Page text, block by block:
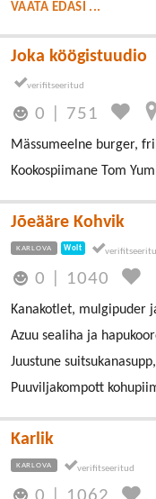
VAATA EDASI ...
Joka köögistuudio
0 751
Mässumeelne burger,
Kookospiimane Tom
Jõeääre Kohvik
KARLOVA Wolt
0 1040
Kanakotlet, mulgipuder
Azuu sealiha ja
Juustune
Puuviljakompott
Karlik
KARLOVA